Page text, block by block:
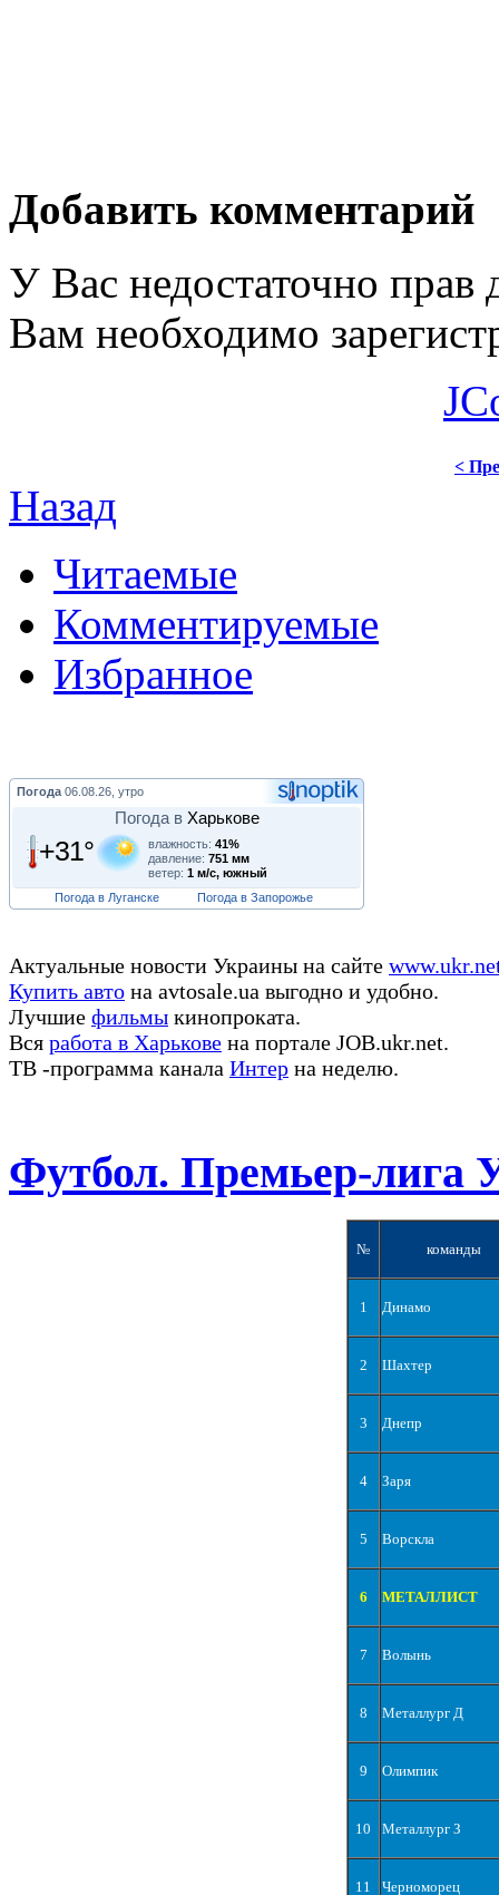
Добавить комментарий
У Вас недостаточно прав
Вам необходимо
<
Назад
Читаемые
Комментируемые
Избранное
Погода 06.08.26, утро
Погода в Харькове
+31° влажность: 41%
давление: 751 мм
ветер: 1 м/с, южный
Погода в Луганске
Погода в Запорожье
Актуальные новости Украины на сайте
Купить авто на avtosale.ua выгодно и удобно.
Лучшие фильмы кинопроката.
Вся работа в Харькове на портале JOB.ukr.net.
ТВ -программа канала Интер на неделю.
Футбол. Премьер-лига
№ команды
1 Динамо
2 Шахтер
3 Днепр
4 Заря
5 Ворскла
6 МЕТАЛЛИСТ
7 Волынь
8 Металлург Д
9 Олимпик
10 Металлург З
11 Черноморец